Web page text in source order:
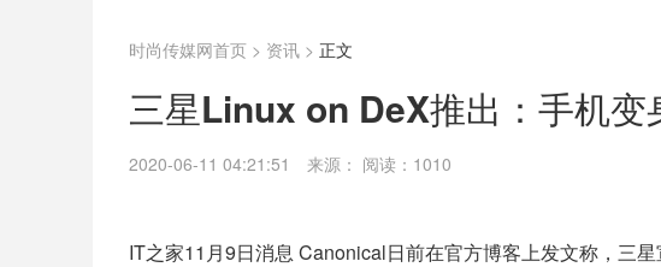
时尚传媒网首页 > 资讯 > 正文
三星Linux on DeX推出：手机
2020-06-11 04:21:51 来源： 阅读：1010
IT之家11月9日消息 Canonical日前在官方博客上发文称，三